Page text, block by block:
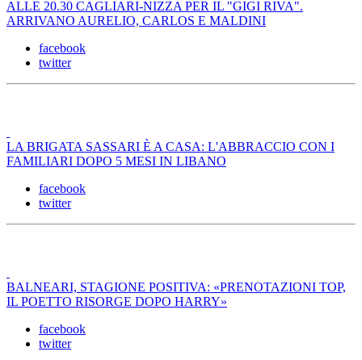
ALLE 20.30 CAGLIARI-NIZZA PER IL "GIGI RIVA".
ARRIVANO AURELIO, CARLOS E MALDINI
facebook
twitter
LA BRIGATA SASSARI È A CASA: L'ABBRACCIO CON I
FAMILIARI DOPO 5 MESI IN LIBANO
facebook
twitter
BALNEARI, STAGIONE POSITIVA: «PRENOTAZIONI TOP,
IL POETTO RISORGE DOPO HARRY»
facebook
twitter